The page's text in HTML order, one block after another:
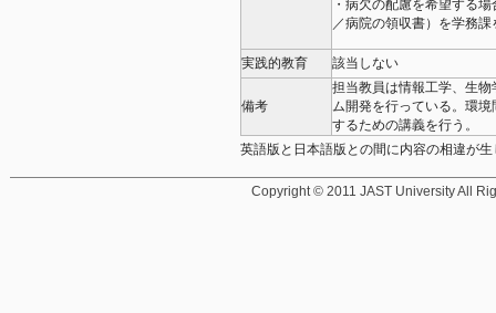
・病欠の配慮を希望する
／病院の領収書）を学務
実践的教育 該当しない
備考
担当教員は情報工学、生
ム開発を行っている。環
するための講義を行う。
英語版と日本語版との間に内容の相違が